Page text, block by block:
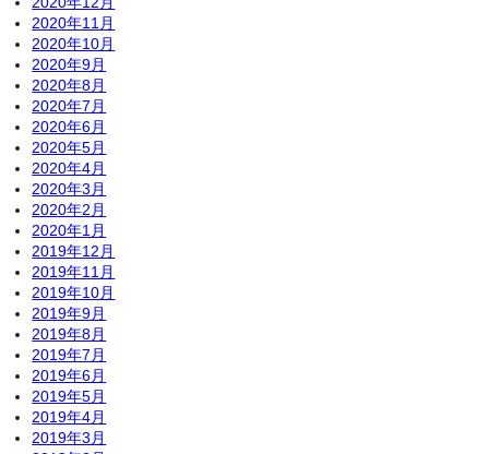
2020年11月
2020年10月
2020年9月
2020年8月
2020年7月
2020年6月
2020年5月
2020年4月
2020年3月
2020年2月
2020年1月
2019年12月
2019年11月
2019年10月
2019年9月
2019年8月
2019年7月
2019年6月
2019年5月
2019年4月
2019年3月